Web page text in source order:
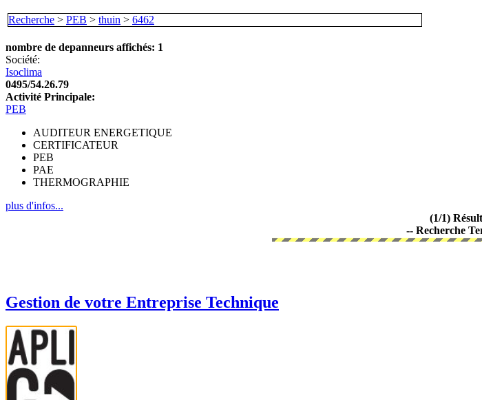
Recherche > PEB > thuin > 6462
nombre de depanneurs affichés: 1
Société:
Isoclima
0495/54.26.79
Activité Principale:
PEB
AUDITEUR ENERGETIQUE
CERTIFICATEUR
PEB
PAE
THERMOGRAPHIE
plus d'infos...
(1/1)
-- Recherche
Gestion de votre Entreprise Technique